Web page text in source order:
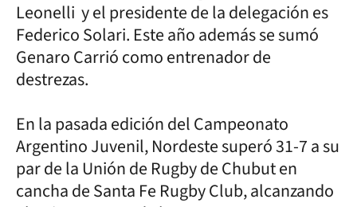
Leonelli y el presidente de la delegación es
Federico Solari. Este año además se sumó
Genaro Carrió como entrenador de
destrezas.
En la pasada edición del Campeonato
Argentino Juvenil, Nordeste superó 31-7 a su
par de la Unión de Rugby de Chubut en
cancha de Santa Fe Rugby Club, alcanzando